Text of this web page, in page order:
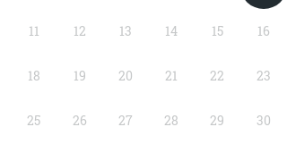
11 12 13 14 15 16
18 19 20 21 22 23
25 26 27 28 29 30